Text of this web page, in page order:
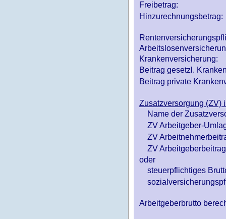
Freibetrag:
Hinzurechnungsbetrag:
Krankenversicherung:
Beitrag gesetzl.
Beitrag private
Zusatzversorgung (ZV)
Name der
ZV Arbeitgeber-
ZV
ZV
oder
steuerpflichtiges
Arbeitgeberbrutto